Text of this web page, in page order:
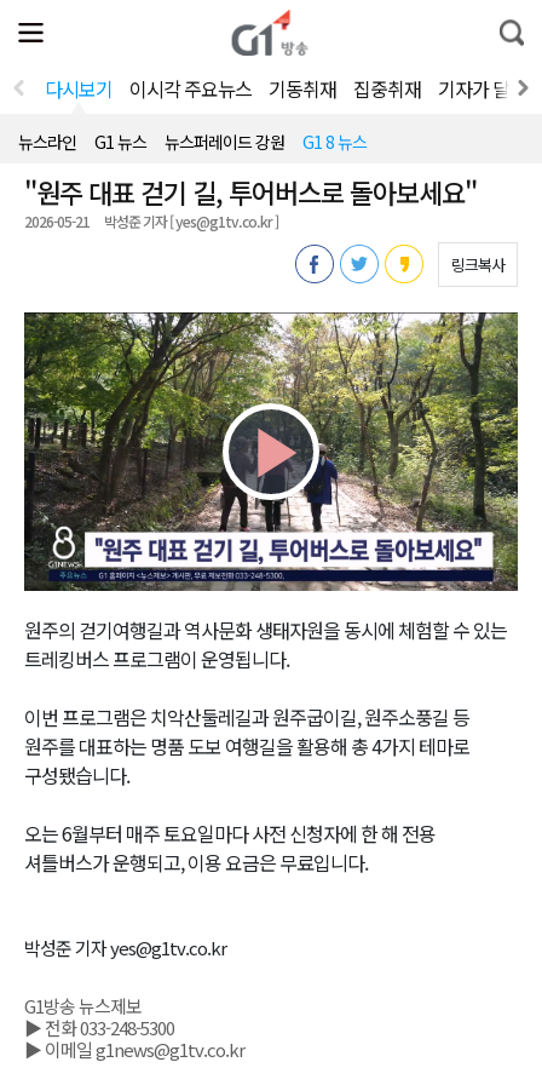
전
체
뉴
열
통
합
색
다시보기 이시각 주요뉴스 기동취재 집중취재 기자가 달려
뉴스라인 G1 뉴스 뉴스퍼레이드 강원 G1 8 뉴스
"원주 대표 걷기 길, 투어버스로 돌아보세요"
2026-05-21 박성준 기자 [ yes@g1tv.co.kr ]
링크복사
Play
Video
원주의 걷기여행길과 역사문화 생태자원을 동시에 체험할 수 있는
트레킹버스 프로그램이 운영됩니다.
이번 프로그램은 치악산둘레길과 원주굽이길, 원주소풍길 등
원주를 대표하는 명품 도보 여행길을 활용해 총 4가지 테마로
구성됐습니다.
오는 6월부터 매주 토요일마다 사전 신청자에 한 해 전용
셔틀버스가 운행되고, 이용 요금은 무료입니다.
박성준 기자 yes@g1tv.co.kr
G1방송 뉴스제보
▶ 전화 033-248-5300
▶ 이메일 g1news@g1tv.co.kr